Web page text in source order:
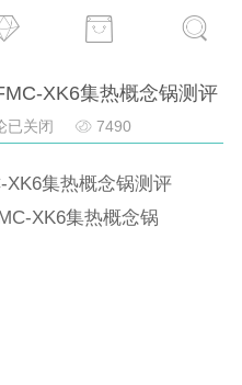
XK6集热概念锅测评
已关闭 7490
集热概念锅测评
XK6集热概念锅